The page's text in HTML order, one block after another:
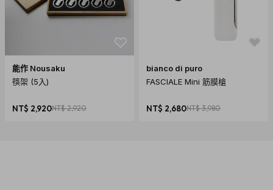
能作 Nousaku
筷架 (5入)
NT$ 2,920NT$ 2,920
bianco di puro
FASCIALE Mini 筋膜槍
NT$ 2,680NT$ 3,980